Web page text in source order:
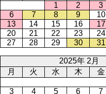
1
2 3
6
7 8 9 10
13
14 15 16 17
20
21 22 23 24
27
28 29 30 31
2025年 2月
月
火 水 木 金
3
4 5 6 7